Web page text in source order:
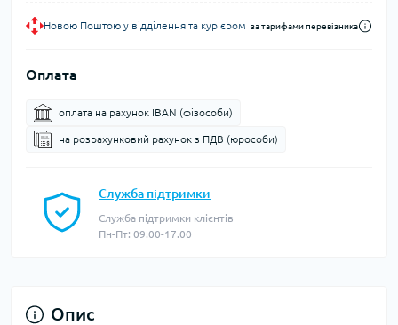
Новою Поштою у відділення та кур'єром за тарифами перевізника
Оплата
оплата на рахунок IBAN (фізособи)
на розрахунковий рахунок з ПДВ (юрособи)
Служба підтримки
Служба підтримки клієнтів
Пн-Пт: 09.00-17.00
Опис